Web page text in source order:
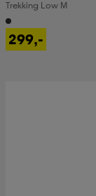
Trekking Low M
299,-